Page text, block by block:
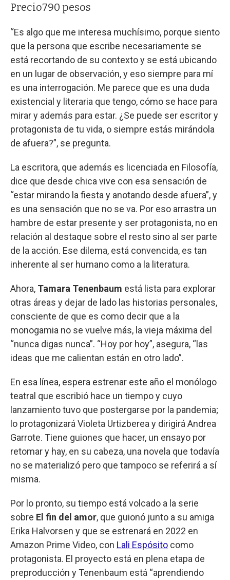
Precio790 pesos
“Es algo que me interesa muchísimo, porque siento
que la persona que escribe necesariamente se
está recortando de su contexto y se está ubicando
en un lugar de observación, y eso siempre para mí
es una interrogación. Me parece que es una duda
existencial y literaria que tengo, cómo se hace para
mirar y además para estar. ¿Se puede ser escritor y
protagonista de tu vida, o siempre estás mirándola
de afuera?”, se pregunta.
La escritora, que además es licenciada en Filosofía,
dice que desde chica vive con esa sensación de
“estar mirando la fiesta y anotando desde afuera”, y
es una sensación que no se va. Por eso arrastra un
hambre de estar presente y ser protagonista, no en
relación al destaque sobre el resto sino al ser parte
de la acción. Ese dilema, está convencida, es tan
inherente al ser humano como a la literatura.
Ahora, Tamara Tenenbaum está lista para explorar
otras áreas y dejar de lado las historias personales,
consciente de que es como decir que a la
monogamia no se vuelve más, la vieja máxima del
“nunca digas nunca”. “Hoy por hoy”, asegura, “las
ideas que me calientan están en otro lado”.
En esa línea, espera estrenar este año el monólogo
teatral que escribió hace un tiempo y cuyo
lanzamiento tuvo que postergarse por la pandemia;
lo protagonizará Violeta Urtizberea y dirigirá Andrea
Garrote. Tiene guiones que hacer, un ensayo por
retomar y hay, en su cabeza, una novela que todavía
no se materializó pero que tampoco se referirá a sí
misma.
Por lo pronto, su tiempo está volcado a la serie
sobre El fin del amor, que guionó junto a su amiga
Erika Halvorsen y que se estrenará en 2022 en
Amazon Prime Video, con Lali Espósito como
protagonista. El proyecto está en plena etapa de
preproducción y Tenenbaum está “aprendiendo